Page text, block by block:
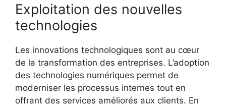
Exploitation des nouvelles
technologies
Les innovations technologiques sont au cœur
de la transformation des entreprises. L’adoption
des technologies numériques permet de
moderniser les processus internes tout en
offrant des services améliorés aux clients. En